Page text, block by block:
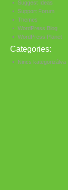
Suggest Ideas
Support Forum
Themes
WordPress Blog
WordPress Planet
Categories:
Nincs kategorizálva